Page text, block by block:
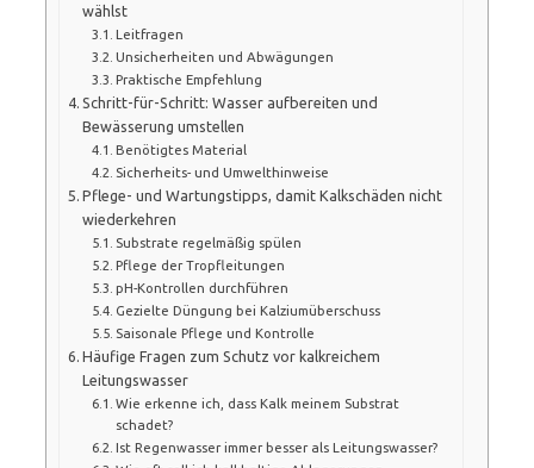
wählst
Leitfragen
Unsicherheiten und Abwägungen
Praktische Empfehlung
Schritt-für-Schritt: Wasser aufbereiten und
Bewässerung umstellen
Benötigtes Material
Sicherheits- und Umwelthinweise
Pflege- und Wartungstipps, damit Kalkschäden nicht
wiederkehren
Substrate regelmäßig spülen
Pflege der Tropfleitungen
pH-Kontrollen durchführen
Gezielte Düngung bei Kalziumüberschuss
Saisonale Pflege und Kontrolle
Häufige Fragen zum Schutz vor kalkreichem
Leitungswasser
Wie erkenne ich, dass Kalk meinem Substrat
schadet?
Ist Regenwasser immer besser als Leitungswasser?